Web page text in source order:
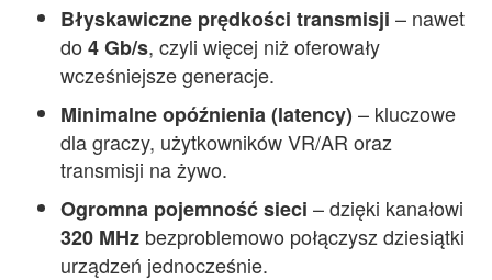
Błyskawiczne prędkości transmisji – nawet
do 4 Gb/s, czyli więcej niż oferowały
wcześniejsze generacje.
Minimalne opóźnienia (latency) – kluczowe
dla graczy, użytkowników VR/AR oraz
transmisji na żywo.
Ogromna pojemność sieci – dzięki kanałowi
320 MHz bezproblemowo połączysz dziesiątki
urządzeń jednocześnie.